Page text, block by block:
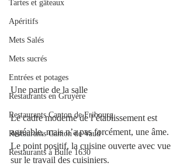
Tartes et gâteaux
Apéritifs
Mets Salés
Mets sucrés
Entrées et potages
Restaurants en Gruyère
Restaurants Canton de Fribourg
Restaurants Canton de Vaud
Restaurants à Bulle 1630
Une partie de la salle
Le cadre moderne de l’établissement est
agréable, mais n’a pas forcément, une âme.
Le point positif, la cuisine ouverte avec vue
sur le travail des cuisiniers.